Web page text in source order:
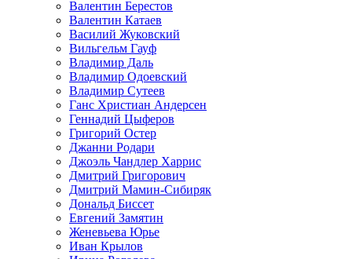
Валентин Берестов
Валентин Катаев
Василий Жуковский
Вильгельм Гауф
Владимир Даль
Владимир Одоевский
Владимир Сутеев
Ганс Христиан Андерсен
Геннадий Цыферов
Григорий Остер
Джанни Родари
Джоэль Чандлер Харрис
Дмитрий Григорович
Дмитрий Мамин-Сибиряк
Дональд Биссет
Евгений Замятин
Женевьева Юрье
Иван Крылов